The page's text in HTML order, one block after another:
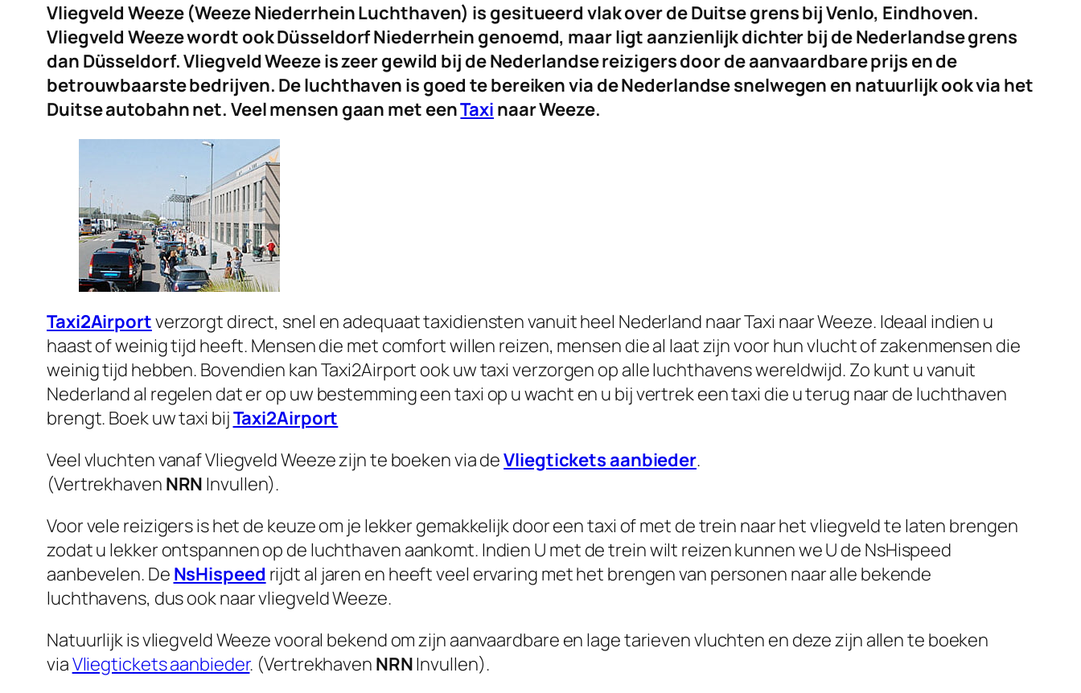
Vliegveld Weeze (Weeze Niederrhein Luchthaven) is gesitueerd vlak over de Duitse grens bij Venlo, Eindhoven.
Vliegveld Weeze wordt ook Düsseldorf Niederrhein genoemd, maar ligt aanzienlijk dichter bij de Nederlandse grens
dan Düsseldorf. Vliegveld Weeze is zeer gewild bij de Nederlandse reizigers door de aanvaardbare prijs en de
betrouwbaarste bedrijven. De luchthaven is goed te bereiken via de Nederlandse snelwegen en natuurlijk ook via het
Duitse autobahn net. Veel mensen gaan met eenTaxi naar Weeze.
Taxi2Airportverzorgt direct, snel en adequaat taxidiensten vanuit heel Nederland naar Taxi naar Weeze. Ideaal indien u
haast of weinig tijd heeft. Mensen die met comfort willen reizen, mensen die al laat zijn voor hun vlucht of zakenmensen die
weinig tijd hebben. Bovendien kan Taxi2Airport ook uw taxi verzorgen op alle luchthavens wereldwijd. Zo kunt u vanuit
Nederland al regelen dat er op uw bestemming een taxi op u wacht en u bij vertrek een taxi die u terug naar de luchthaven
brengt. Boek uw taxi bijTaxi2Airport
Veel vluchten vanaf Vliegveld Weeze zijn te boeken via deVliegtickets aanbieder.
(Vertrekhaven NRN Invullen).
Voor vele reizigers is het de keuze om je lekker gemakkelijk door een taxi of met de trein naar het vliegveld te laten brengen
zodat u lekker ontspannen op de luchthaven aankomt. Indien U met de trein wilt reizen kunnen we U de NsHispeed
aanbevelen. De NsHispeed rijdt al jaren en heeft veel ervaring met het brengen van personen naar alle bekende
luchthavens, dus ook naar vliegveld Weeze.
Natuurlijk is vliegveld Weeze vooral bekend om zijn aanvaardbare en lage tarieven vluchten en deze zijn allen te boeken
viaVliegtickets aanbieder. (Vertrekhaven NRNInvullen).